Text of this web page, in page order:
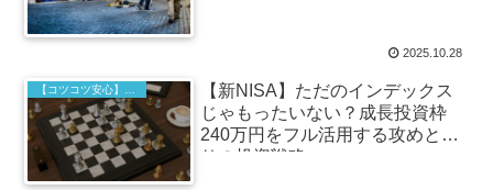
2025.10.28
【コツコツ安心】インデックス投資の基本
【新NISA】ただのインデックス
じゃもったいない？成長投資枠
240万円をフル活用する攻めと守
りの投資戦略